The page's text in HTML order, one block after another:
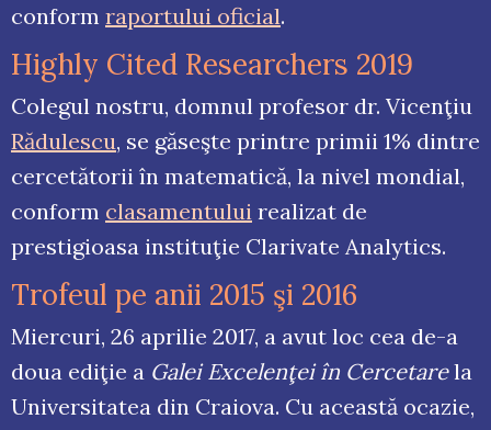
conform raportului oficial.
Highly Cited Researchers 2019
Colegul nostru, domnul profesor dr. Vicenţiu
Rădulescu, se găseşte printre primii 1% dintre
cercetătorii în matematică, la nivel mondial,
conform clasamentului realizat de
prestigioasa instituţie Clarivate Analytics.
Trofeul pe anii 2015 şi 2016
Miercuri, 26 aprilie 2017, a avut loc cea de-a
doua ediţie a Galei Excelenţei în Cercetarela
Universitatea din Craiova. Cu această ocazie,